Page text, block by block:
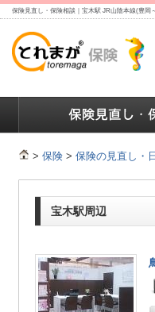
保険見直し・保険相談｜宝木駅 JR山陰本線(豊岡
> 保険 > 保険の見直し・
宝木駅周辺